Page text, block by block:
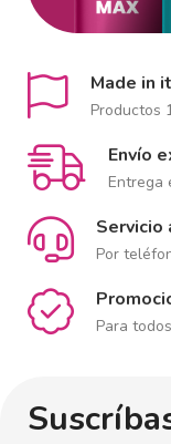
Made in
Productos
Envío
Entrega
Servicio
Por
Para